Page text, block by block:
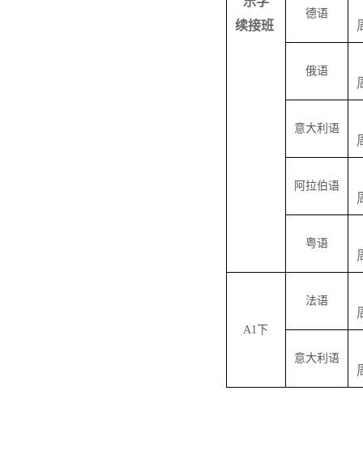
续接班
德语
俄语
意大利语
阿拉伯语
粤语
A1 下
法语
意大利语